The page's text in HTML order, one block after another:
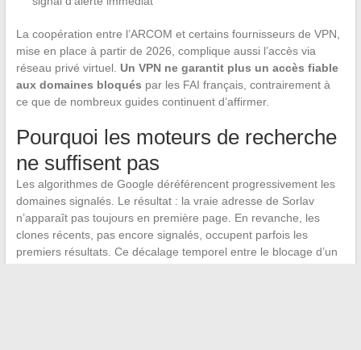
La coopération entre l’ARCOM et certains fournisseurs de VPN,
mise en place à partir de 2026, complique aussi l’accès via
réseau privé virtuel. Un VPN ne garantit plus un accès fiable
aux domaines bloqués par les FAI français, contrairement à
ce que de nombreux guides continuent d’affirmer.
Pourquoi les moteurs de recherche
ne suffisent pas
Les algorithmes de Google déréférencent progressivement les
domaines signalés. Le résultat : la vraie adresse de Sorlav
n’apparaît pas toujours en première page. En revanche, les
clones récents, pas encore signalés, occupent parfois les
premiers résultats. Ce décalage temporel entre le blocage d’un